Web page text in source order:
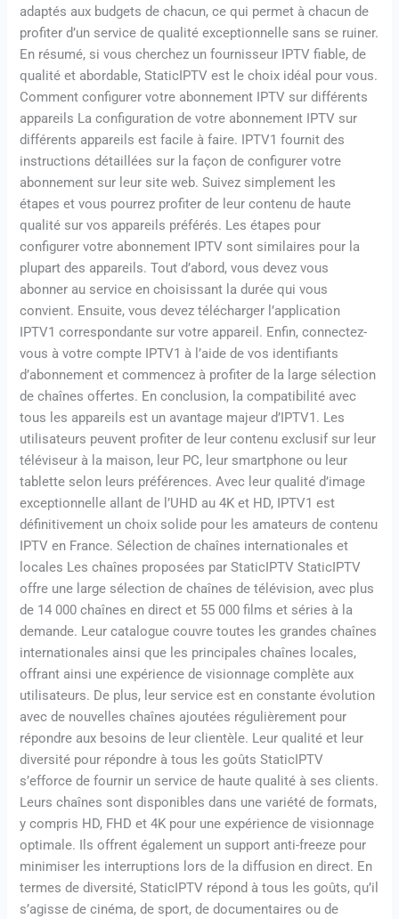
adaptés aux budgets de chacun, ce qui permet à chacun de
profiter d’un service de qualité exceptionnelle sans se ruiner.
En résumé, si vous cherchez un fournisseur IPTV fiable, de
qualité et abordable, StaticIPTV est le choix idéal pour vous.
Comment configurer votre abonnement IPTV sur différents
appareils La configuration de votre abonnement IPTV sur
différents appareils est facile à faire. IPTV1 fournit des
instructions détaillées sur la façon de configurer votre
abonnement sur leur site web. Suivez simplement les
étapes et vous pourrez profiter de leur contenu de haute
qualité sur vos appareils préférés. Les étapes pour
configurer votre abonnement IPTV sont similaires pour la
plupart des appareils. Tout d’abord, vous devez vous
abonner au service en choisissant la durée qui vous
convient. Ensuite, vous devez télécharger l’application
IPTV1 correspondante sur votre appareil. Enfin, connectez-
vous à votre compte IPTV1 à l’aide de vos identifiants
d’abonnement et commencez à profiter de la large sélection
de chaînes offertes. En conclusion, la compatibilité avec
tous les appareils est un avantage majeur d’IPTV1. Les
utilisateurs peuvent profiter de leur contenu exclusif sur leur
téléviseur à la maison, leur PC, leur smartphone ou leur
tablette selon leurs préférences. Avec leur qualité d’image
exceptionnelle allant de l’UHD au 4K et HD, IPTV1 est
définitivement un choix solide pour les amateurs de contenu
IPTV en France. Sélection de chaînes internationales et
locales Les chaînes proposées par StaticIPTV StaticIPTV
offre une large sélection de chaînes de télévision, avec plus
de 14 000 chaînes en direct et 55 000 films et séries à la
demande. Leur catalogue couvre toutes les grandes chaînes
internationales ainsi que les principales chaînes locales,
offrant ainsi une expérience de visionnage complète aux
utilisateurs. De plus, leur service est en constante évolution
avec de nouvelles chaînes ajoutées régulièrement pour
répondre aux besoins de leur clientèle. Leur qualité et leur
diversité pour répondre à tous les goûts StaticIPTV
s’efforce de fournir un service de haute qualité à ses clients.
Leurs chaînes sont disponibles dans une variété de formats,
y compris HD, FHD et 4K pour une expérience de visionnage
optimale. Ils offrent également un support anti-freeze pour
minimiser les interruptions lors de la diffusion en direct. En
termes de diversité, StaticIPTV répond à tous les goûts, qu’il
s’agisse de cinéma, de sport, de documentaires ou de